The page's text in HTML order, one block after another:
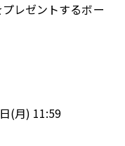
レゼントするボー
(月) 11:59